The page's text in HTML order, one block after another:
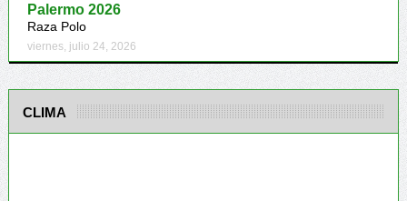
Palermo 2026
Raza Polo
viernes, julio 24, 2026
CLIMA